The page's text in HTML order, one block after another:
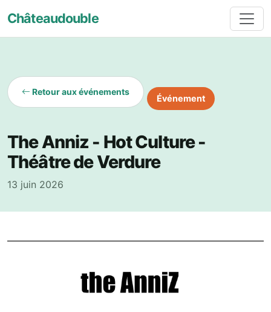
Châteaudouble
Retour aux événements
Événement
The Anniz - Hot Culture -
Théâtre de Verdure
13 juin 2026